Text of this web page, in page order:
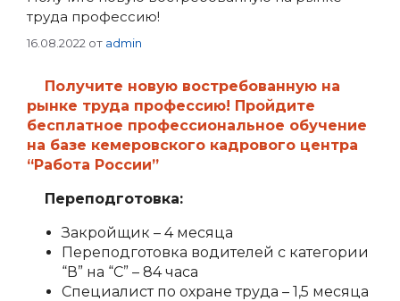
труда профессию!
16.08.2022 от admin
Получите новую востребованную на
рынке труда профессию! Пройдите
бесплатное профессиональное обучение
на базе кемеровского кадрового центра
“Работа России”
Переподготовка:
Закройщик – 4 месяца
Переподготовка водителей с категории
“В” на “С” – 84 часа
Специалист по охране труда – 1,5 месяца